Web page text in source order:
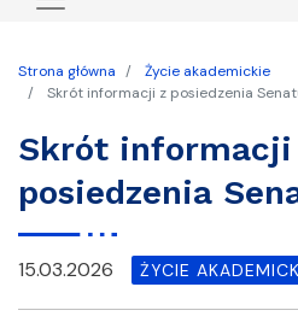
Strona główna
Życie akademickie
Skrót informacji z posiedzenia
Skrót informacji
posiedzenia
15.03.2026 ŻYCIE